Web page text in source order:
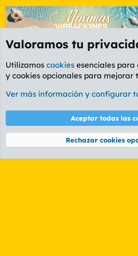
Etiquetas
Cookies
PL OLDSTYLE
Términos y reglas
Community platform by XenForo® © 2010-2026
Valoramos tu
Utilizamos cookies esenciales para
y cookies opcionales para mejorar
Ver más información y configurar
Aceptar todas las
Rechazar cookies